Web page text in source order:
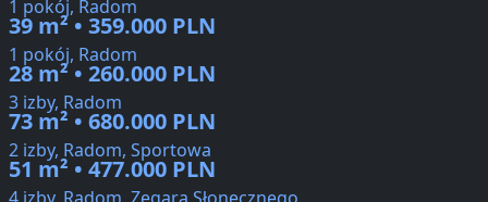
1 pokój, Radom
39 m² • 359.000 PLN
1 pokój, Radom
28 m² • 260.000 PLN
3 izby, Radom
73 m² • 680.000 PLN
2 izby, Radom, Sportowa
51 m² • 477.000 PLN